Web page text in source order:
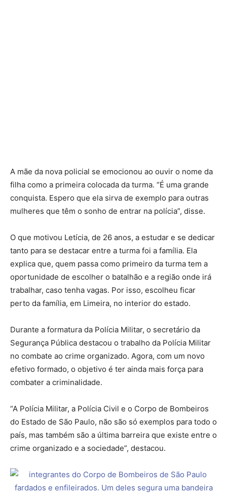
A mãe da nova policial se emocionou ao ouvir o nome da
filha como a primeira colocada da turma. “É uma grande
conquista. Espero que ela sirva de exemplo para outras
mulheres que têm o sonho de entrar na polícia”, disse.
O que motivou Letícia, de 26 anos, a estudar e se dedicar
tanto para se destacar entre a turma foi a família. Ela
explica que, quem passa como primeiro da turma tem a
oportunidade de escolher o batalhão e a região onde irá
trabalhar, caso tenha vagas. Por isso, escolheu ficar
perto da família, em Limeira, no interior do estado.
Durante a formatura da Polícia Militar, o secretário da
Segurança Pública destacou o trabalho da Polícia Militar
no combate ao crime organizado. Agora, com um novo
efetivo formado, o objetivo é ter ainda mais força para
combater a criminalidade.
“A Polícia Militar, a Polícia Civil e o Corpo de Bombeiros
do Estado de São Paulo, não são só exemplos para todo o
país, mas também são a última barreira que existe entre o
crime organizado e a sociedade”, destacou.